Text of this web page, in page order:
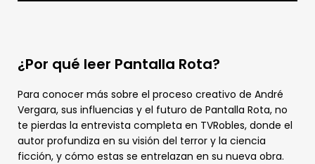
¿Por qué leer Pantalla Rota?
Para conocer más sobre el proceso creativo de André
Vergara, sus influencias y el futuro de Pantalla Rota, no
te pierdas la entrevista completa en TVRobles, donde el
autor profundiza en su visión del terror y la ciencia
ficción, y cómo estas se entrelazan en su nueva obra.